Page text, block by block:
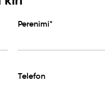
Perenimi*
Telefon